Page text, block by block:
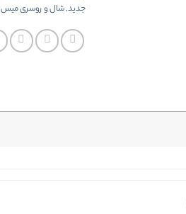
جدید,شال و روسری میس